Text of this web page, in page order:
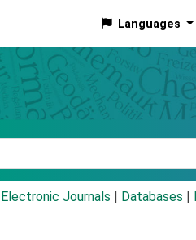
Languages
Electronic Journals Databases